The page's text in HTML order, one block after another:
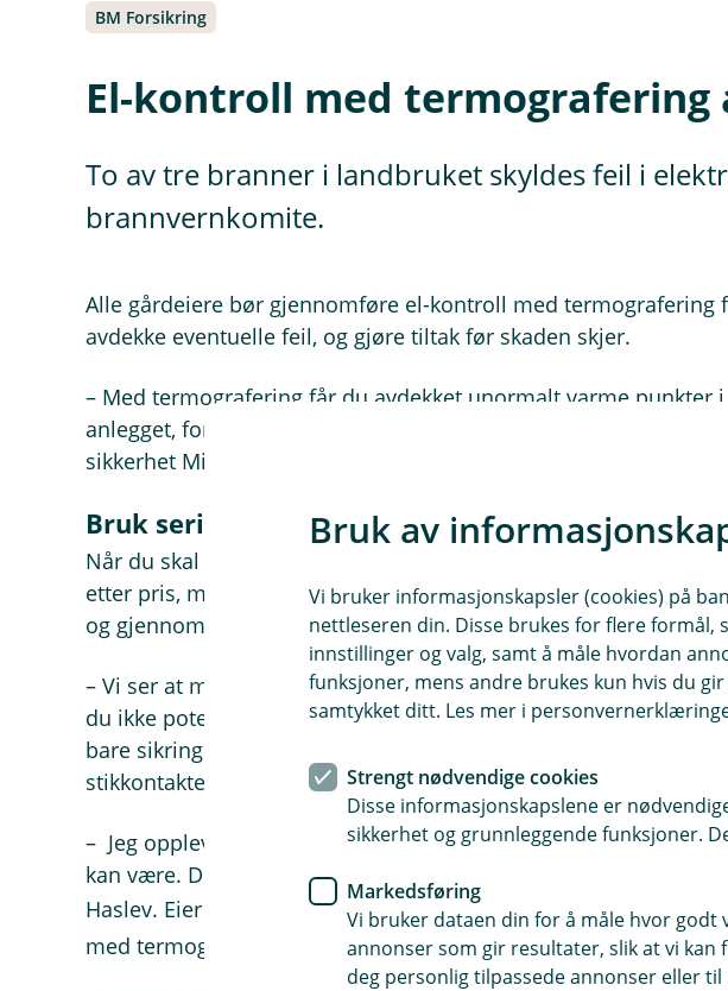
BM Forsikring
El-kontroll med
To av tre branner i landbruket skyldes feil i
brannvernkomite.
Alle gårdeiere bør gjennomføre el-kontroll med termografering
avdekke eventuelle feil, og gjøre tiltak før skaden skjer.
– Med termografering får du avdekket unormalt varme punkter i
anlegget, forteller Morten Steien Haslev, daglig leder og el-
sikkerhet Midt-Norge AS. Det er viktig for å hindre at brann
Bruk seriøse aktører som tar sikkerheten på
Når du skal bestille el-kontroll med termografering kan det være
etter pris, men det er viktig å sikre at aktøren du velger tar din
og gjennomfører en grundig kontroll av ditt anlegg.
– Vi ser at mange gjennomfører termografering uten
du ikke potensielle feil. Det er også viktig å sjekke hele
bare sikringsskapet, for å finne skjulte feil som kan ligge i for
stikkontakter og koblingsbokser, opplyser Haslev.
– Jeg opplever å finne feil overalt, og det er på forhånd
kan være. Derfor er det viktig å kontrollere alt for å unngå
Haslev. Eier du gård er det ikke baredriftsbygningen som
med termografering, alle
hus og byggbør også sjekkes.
Bruk av
Vi bruker informasjonskapsler (cookies) på
nettleseren din. Disse brukes for flere
innstillinger og valg, samt å måle hvordan
funksjoner, mens andre brukes kun hvis du
samtykket ditt. Les mer i
Strengt nødvendige cookies
Disse informasjonskapslene er
sikkerhet og grunnleggende funksjoner.
Markedsføring
Vi bruker dataen din for å måle hvor
annonser som gir resultater, slik at vi
deg personlig tilpassede annonser eller